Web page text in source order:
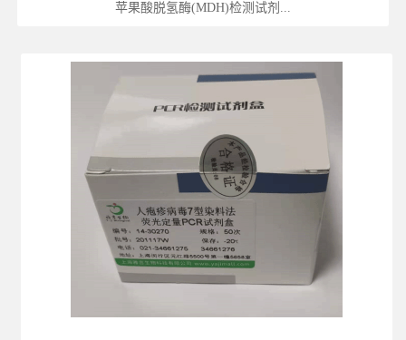
苹果酸脱氢酶(MDH)检测试剂...